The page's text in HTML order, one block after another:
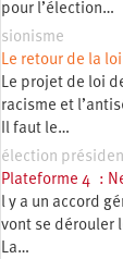
pour l’élection…
sionisme
Le retour de la loi
Le projet de loi
racisme et
Il faut le…
élection
Plateforme 4 :
l y a un accord
vont se dérouler
La…